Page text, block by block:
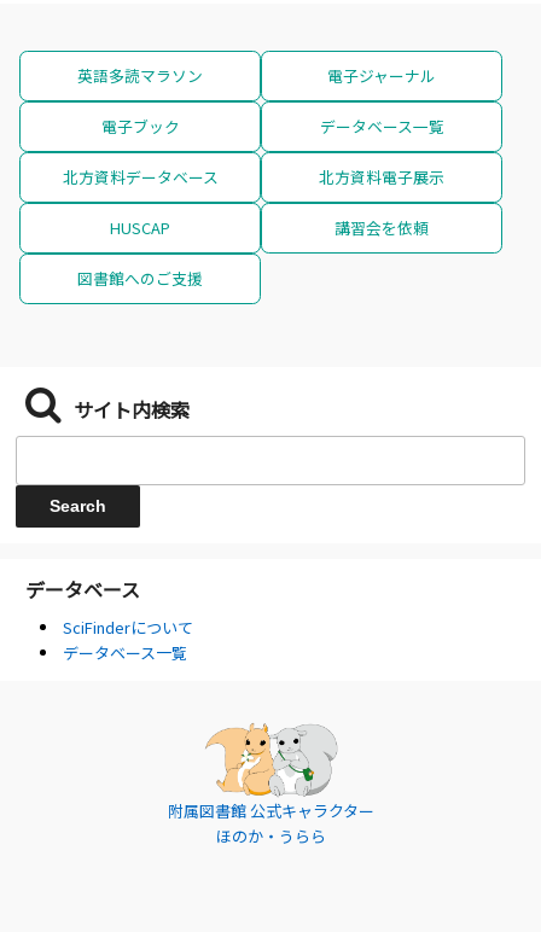
英語多読マラソン 電子ジャーナル
電子ブック データベース一覧
北方資料データベース 北方資料電子展示
HUSCAP 講習会を依頼
図書館へのご支援
サイト内検索
データベース
SciFinderについて
データベース一覧
附属図書館 公式キャラクター
ほのか・うらら